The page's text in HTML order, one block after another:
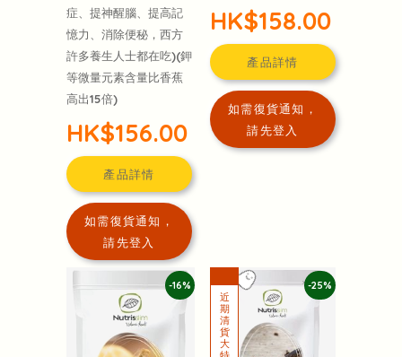
症、提神醒腦、提高記
憶力、消除便秘，西方
許多養生人士都在吃)(鉀
等微量元素含量比香蕉
高出15倍)
HK$156.00
產品詳情
如需復貨通知，
請先登入
HK$158.00
產品詳情
如需復貨通知，
請先登入
-16% -25%